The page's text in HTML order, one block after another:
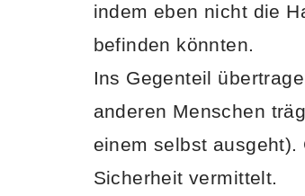
indem eben nicht die
befinden könnten.
Ins Gegenteil
anderen Menschen
einem selbst ausgeht).
Sicherheit vermittelt.